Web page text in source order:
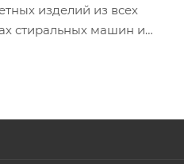
изделий из всех
стиральных машин и